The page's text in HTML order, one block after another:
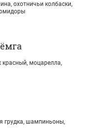
охотничьи колбаски,
красный, моцарелла,
грудка, шампиньоны,